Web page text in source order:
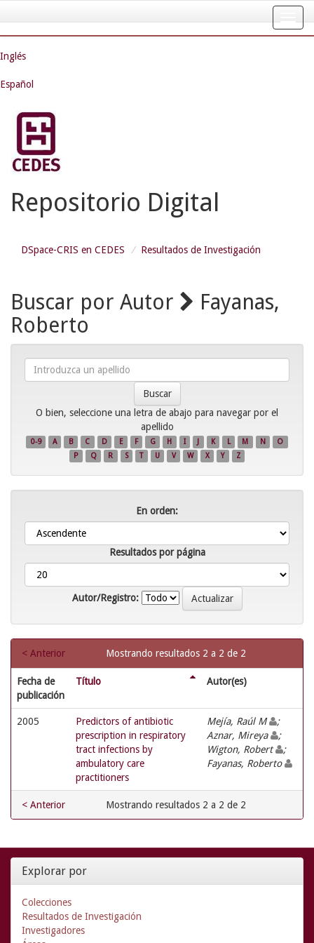
navigation
Inglés
Español
Repositorio Digital
DSpace-CRIS en CEDES Resultados de Investigación
Buscar por Autor
Fayanas,
Roberto
apellido
O bien, seleccione una letra de abajo para navegar por el
apellido
0-9 A B C D E F G H I J K L M N
O
P
Q R S T U V W X Y Z
En orden:
Resultados por página
Autor/Registro:
Mostrando resultados 2 a 2 de 2
< Anterior
Fecha de
publicación
Título Autor(es)
2005
Predictors of antibiotic
prescription in respiratory
tract infections by
ambulatory care
practitioners
Mejía, Raúl M
;
Aznar, Mireya
;
Wigton, Robert
;
Fayanas, Roberto
Mostrando resultados 2 a 2 de 2
< Anterior
Explorar por
Colecciones
Resultados de Investigación
Investigadores